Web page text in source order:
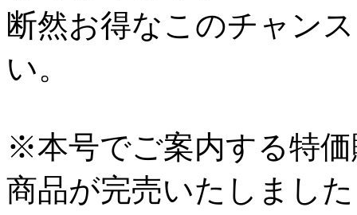
断然お得なこのチャン
い。
※本号でご案内する特
商品が完売いたしまし